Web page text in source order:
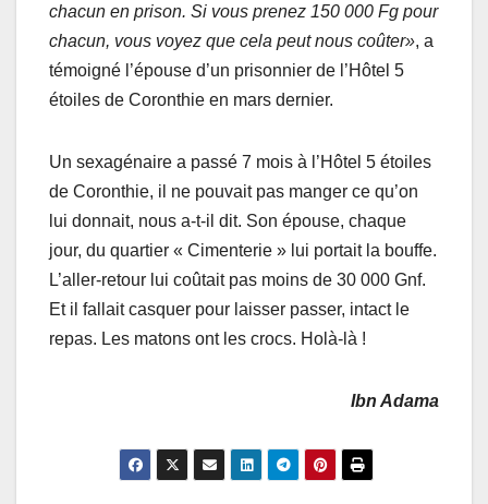
chacun en prison. Si vous prenez 150 000 Fg pour
chacun, vous voyez que cela peut nous coûter», a
témoigné l’épouse d’un prisonnier de l’Hôtel 5
étoiles de Coronthie en mars dernier.
Un sexagénaire a passé 7 mois à l’Hôtel 5 étoiles
de Coronthie, il ne pouvait pas manger ce qu’on
lui donnait, nous a-t-il dit. Son épouse, chaque
jour, du quartier « Cimenterie » lui portait la bouffe.
L’aller-retour lui coûtait pas moins de 30 000 Gnf.
Et il fallait casquer pour laisser passer, intact le
repas. Les matons ont les crocs. Holà-là !
Ibn Adama